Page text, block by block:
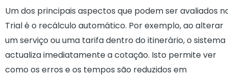
Um dos principais aspectos que podem ser avaliados
Trial é o recálculo automático. Por exemplo, ao alterar
um serviço ou uma tarifa dentro do itinerário, o sistema
actualiza imediatamente a cotação. Isto permite ver
como os erros e os tempos são reduzidos em